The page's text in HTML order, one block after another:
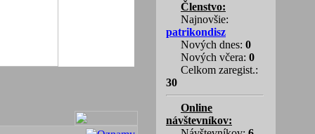
Členstvo:
Najnovšie:
patrikondisz
Nových dnes: 0
Nových včera: 0
Celkom zaregist.:
30
Online
návštevníkov: